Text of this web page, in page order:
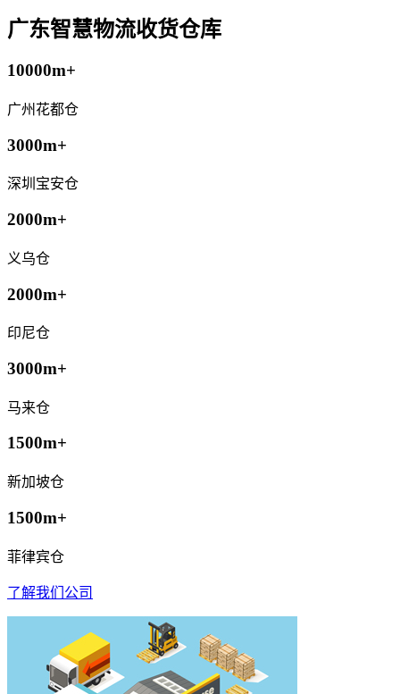
广东智慧物流收货仓库
10000m+
广州花都仓
3000m+
深圳宝安仓
2000m+
义乌仓
2000m+
印尼仓
3000m+
马来仓
1500m+
新加坡仓
1500m+
菲律宾仓
了解我们公司